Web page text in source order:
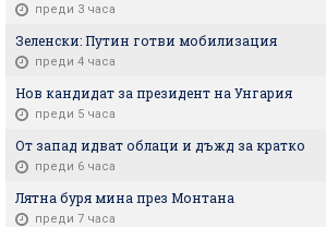
преди 3 часа
Зеленски: Путин готви мобилизация
преди 4 часа
Нов кандидат за президент на Унгария
преди 5 часа
От запад идват облаци и дъжд за кратко
преди 6 часа
Лятна буря мина през Монтана
преди 7 часа